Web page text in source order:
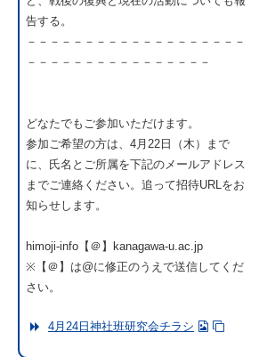
告する。
－－－－－－－－－－－－－－－－－－－
－－－－－－－－－－－－－－－－
どなたでもご参加いただけます。
参加ご希望の方は、4月22日（木）まで
に、氏名とご所属を下記のメールアドレス
までご連絡ください。追って招待URLをお
知らせします。
himoji-info【＠】kanagawa-u.ac.jp
※【＠】は@に修正のうえで送信してくだ
さい。
4月24日神社班研究会チラシ